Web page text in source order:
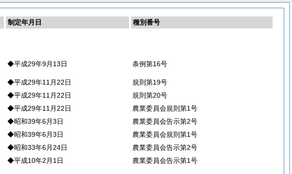
制定年月日
種別番号
◆平成29年9月13日 条例第16号
◆平成29年11月22日
規則第19号
◆平成29年11月22日
規則第20号
◆平成29年11月22日
農業委員会規則第1号
◆昭和39年6月3日
農業委員会告示第2号
◆昭和39年6月3日
農業委員会規則第1号
◆昭和33年6月24日
農業委員会告示第2号
◆平成10年2月1日
農業委員会告示第1号